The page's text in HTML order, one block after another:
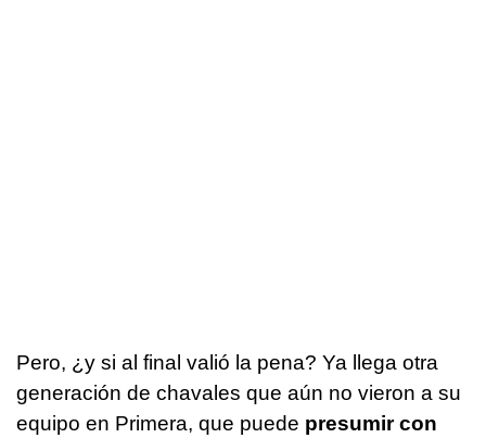
Pero, ¿y si al final valió la pena? Ya llega otra
generación de chavales que aún no vieron a su
equipo en Primera, que puede presumir con